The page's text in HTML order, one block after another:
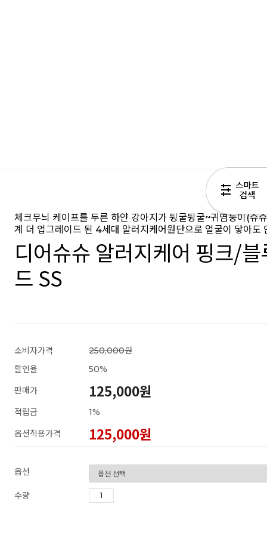
체크무늬 케이프를 두른 하얀 강아지가 뒹굴뒹굴~귀염둥이(슈
계 더 업그레이드 된 4세대 알러지케어원단으로 얼굴이 닿아도
디어슈슈 알러지케어 핑크/
드 SS
소비자가격
250,000원
할인율
50%
판매가
125,000원
적립금
1%
옵션적용가격
125,000원
옵션
수량